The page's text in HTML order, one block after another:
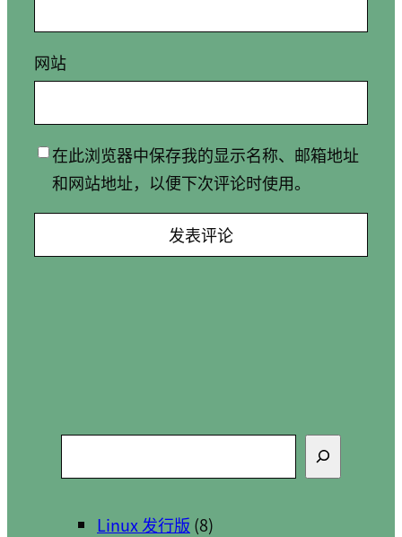
网站
在此浏览器中保存我的显示名称、邮箱地址
和网站地址，以便下次评论时使用。
索
Linux 发行版 (8)